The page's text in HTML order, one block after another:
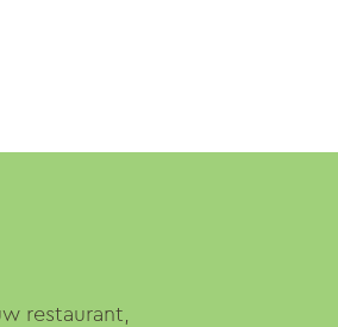
restaurant,